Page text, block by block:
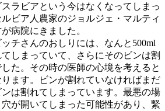
ラビアという今はなくなってしまっ
ビア人農家のジョルジェ・マルティ
病院にきました。
チさんのおしりには、なんと500ml
しまっていて、さらにそのビンは割
た。その時の医師の心境を考えると
ます。ビンが割れていなければまだ
は割れてしまっています。最悪の場
が開いてしまった可能性があり、緊